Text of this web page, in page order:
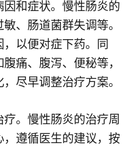
和症状。慢性肠炎的
、肠道菌群失调等。
以便对症下药。同
痛、腹泻、便秘等，
尽早调整治疗方案。
。慢性肠炎的治疗周
遵循医生的建议，按